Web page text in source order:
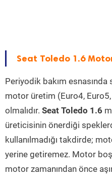
Seat Toledo 1.6
Periyodik bakım
motor üretim (Euro4,
olmalıdır. Seat Toledo 1.6
üreticisinin önerdiği
kullanılmadığı takdirde;
yerine getiremez. Motor
motor zamanından önce